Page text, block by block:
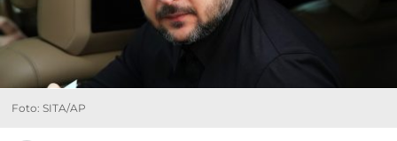
Foto: SITA/AP